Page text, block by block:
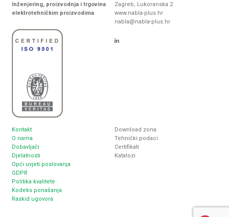
Inženjering, proizvodnja i trgovina
elektrotehničkim proizvodima
Zagreb, Lukoranska 2
www.nabla-plus.hr
nabla@nabla-plus.hr
Kontakt
O nama
Dobavljači
Djelatnosti
Opći uvjeti poslovanja
GDPR
Politika kvalitete
Kodeks ponašanja
Raskid ugovora
Download zona
Tehnički podaci
Certifikati
Katalozi